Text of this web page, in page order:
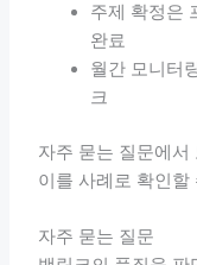
주제 확정은
완료
월간 모니터
크
자주 묻는 질문에
이를 사례로 확인할
자주 묻는 질문